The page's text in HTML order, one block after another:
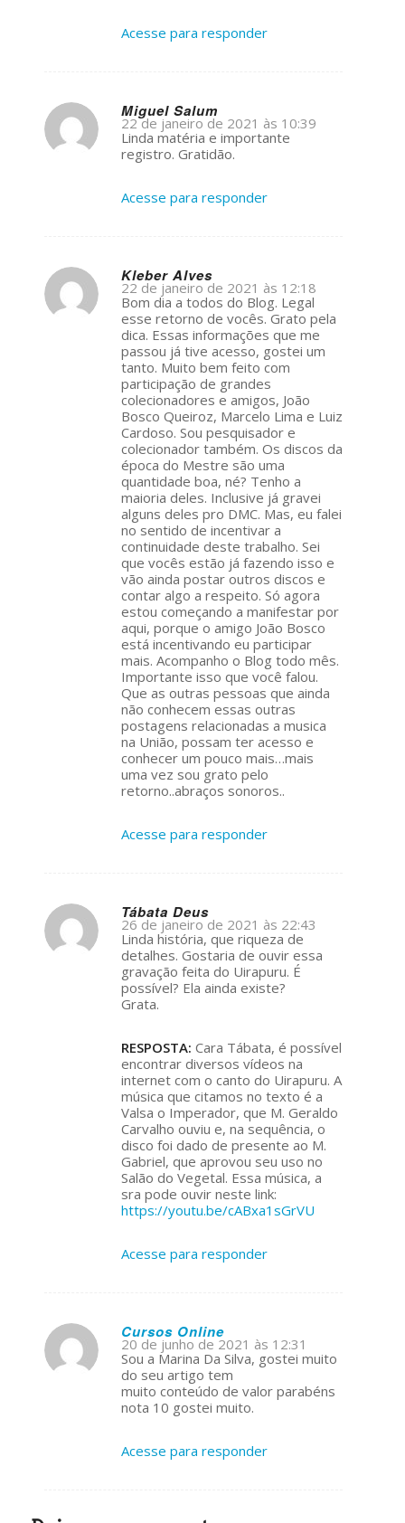
Acesse para responder
Miguel Salum
s
ays:
22 de janeiro de 2021 às 10:39
Linda matéria e importante
registro. Gratidão.
Acesse para responder
Kleber Alves
s
ays:
22 de janeiro de 2021 às 12:18
Bom dia a todos do Blog. Legal
esse retorno de vocês. Grato pela
dica. Essas informações que me
passou já tive acesso, gostei um
tanto. Muito bem feito com
participação de grandes
colecionadores e amigos, João
Bosco Queiroz, Marcelo Lima e Luiz
Cardoso. Sou pesquisador e
colecionador também. Os discos da
época do Mestre são uma
quantidade boa, né? Tenho a
maioria deles. Inclusive já gravei
alguns deles pro DMC. Mas, eu falei
no sentido de incentivar a
continuidade deste trabalho. Sei
que vocês estão já fazendo isso e
vão ainda postar outros discos e
contar algo a respeito. Só agora
estou começando a manifestar por
aqui, porque o amigo João Bosco
está incentivando eu participar
mais. Acompanho o Blog todo mês.
Importante isso que você falou.
Que as outras pessoas que ainda
não conhecem essas outras
postagens relacionadas a musica
na União, possam ter acesso e
conhecer um pouco mais…mais
uma vez sou grato pelo
retorno..abraços sonoros..
Acesse para responder
Tábata Deus
s
ays:
26 de janeiro de 2021 às 22:43
Linda história, que riqueza de
detalhes. Gostaria de ouvir essa
gravação feita do Uirapuru. É
possível? Ela ainda existe?
Grata.
RESPOSTA: Cara Tábata, é possível
encontrar diversos vídeos na
internet com o canto do Uirapuru. A
música que citamos no texto é a
Valsa o Imperador, que M. Geraldo
Carvalho ouviu e, na sequência, o
disco foi dado de presente ao M.
Gabriel, que aprovou seu uso no
Salão do Vegetal. Essa música, a
sra pode ouvir neste link:
https://youtu.be/cABxa1sGrVU
Acesse para responder
Cursos Online
s
ays:
20 de junho de 2021 às 12:31
Sou a Marina Da Silva, gostei muito
do seu artigo tem
muito conteúdo de valor parabéns
nota 10 gostei muito.
Acesse para responder